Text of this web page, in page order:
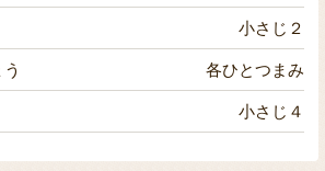
小さじ２
各ひとつまみ
小さじ４